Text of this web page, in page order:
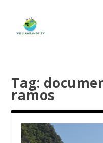
Tag:
ramos